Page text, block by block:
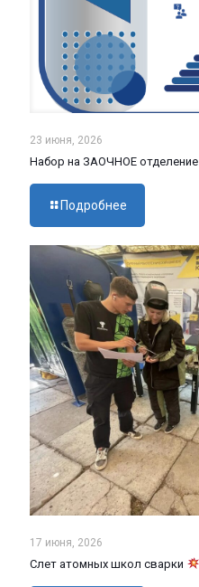
23 июня, 2026
Набор на ЗАОЧНОЕ отделение
Подробнее
17 июня, 2026
Слет атомных школ сварки